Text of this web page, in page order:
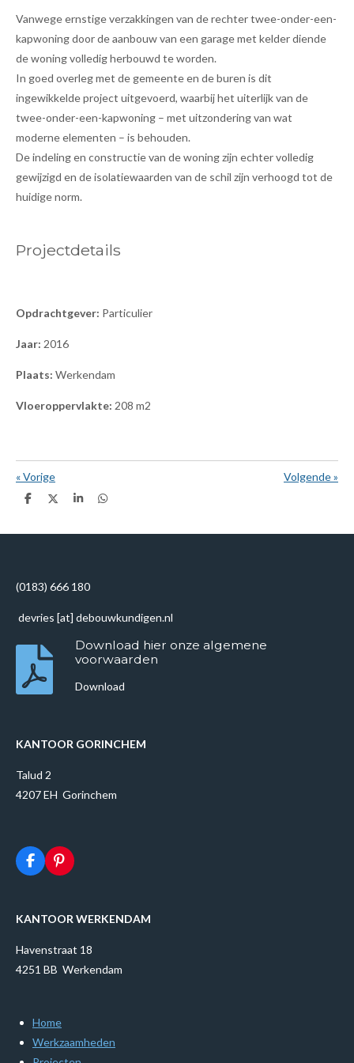
Vanwege ernstige verzakkingen van de rechter twee-onder-een-
kapwoning door de aanbouw van een garage met kelder diende
de woning volledig herbouwd te worden.
In goed overleg met de gemeente en de buren is dit
ingewikkelde project uitgevoerd, waarbij het uiterlijk van de
twee-onder-een-kapwoning – met uitzondering van wat
moderne elementen – is behouden.
De indeling en constructie van de woning zijn echter volledig
gewijzigd en de isolatiewaarden van de schil zijn verhoogd tot de
huidige norm.
Projectdetails
Opdrachtgever: Particulier
Jaar: 2016
Plaats: Werkendam
Vloeroppervlakte: 208 m2
«Vorige Volgende»
D
e
D
l
S
r
D
e
(0183) 666 180
devries [at] debouwkundigen.nl
Download hier onze algemene
voorwaarden
Download
KANTOOR GORINCHEM
Talud 2
4207 EH Gorinchem
F
a
b
k
P
i
e
s
t
KANTOOR WERKENDAM
Havenstraat 18
4251 BB Werkendam
Home
Werkzaamheden